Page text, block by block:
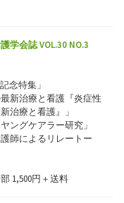
学会誌 VOL.30 NO.3
念特集」
新治療と看護『炎症性
治療と看護』」
ングケアラー研究」
師によるリレートー
1,500円＋送料